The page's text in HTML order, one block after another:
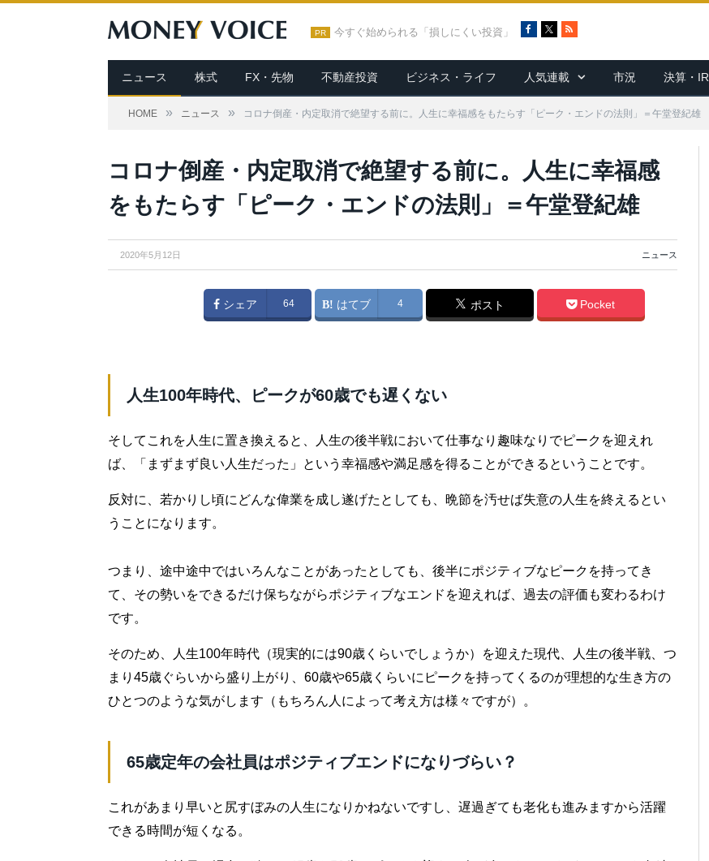
PR 今すぐ始められる「損しにくい投資」
c
e
b
o
R
S
ニュース 株式 FX・先物 不動産投資 ビジネス・ライフ 人気連載 市況 決算・IR
HOME » ニュース » コロナ倒産・内定取消で絶望する前に。人生に幸福感をもたらす「ピーク・エンドの法則」＝午堂登紀雄
コロナ倒産・内定取消で絶望する前に。人生に幸福感
をもたらす「ピーク・エンドの法則」＝午堂登紀雄
2020年5月12日 ニュース
シェア 64 はてブ 4 ポスト Pocket
人生100年時代、ピークが60歳でも遅くない
そしてこれを人生に置き換えると、人生の後半戦において仕事なり趣味なりでピークを迎えれ
ば、「まずまず良い人生だった」という幸福感や満足感を得ることができるということです。
反対に、若かりし頃にどんな偉業を成し遂げたとしても、晩節を汚せば失意の人生を終えるとい
うことになります。
つまり、途中途中ではいろんなことがあったとしても、後半にポジティブなピークを持ってき
て、その勢いをできるだけ保ちながらポジティブなエンドを迎えれば、過去の評価も変わるわけ
です。
そのため、人生100年時代（現実的には90歳くらいでしょうか）を迎えた現代、人生の後半戦、つ
まり45歳ぐらいから盛り上がり、60歳や65歳くらいにピークを持ってくるのが理想的な生き方の
ひとつのような気がします（もちろん人によって考え方は様々ですが）。
65歳定年の会社員はポジティブエンドになりづらい？
これがあまり早いと尻すぼみの人生になりかねないですし、遅過ぎても老化も進みますから活躍
できる時間が短くなる。